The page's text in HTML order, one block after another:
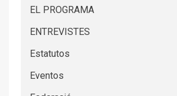
EL PROGRAMA
ENTREVISTES
Estatutos
Eventos